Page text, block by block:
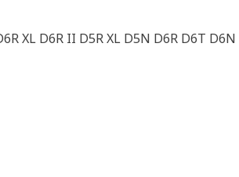
XL D6R II D5R XL D5N D6R D6T